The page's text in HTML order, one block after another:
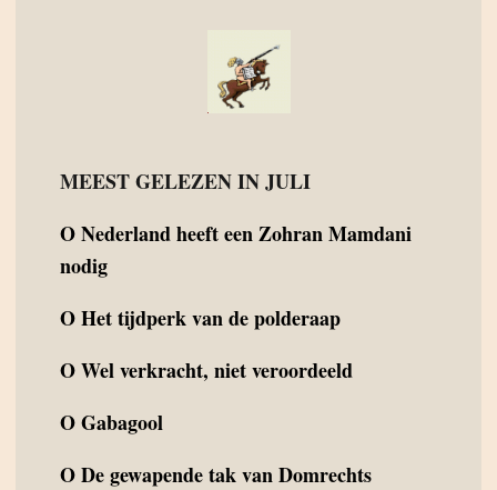
MEEST GELEZEN IN JULI
ONederland heeft een Zohran Mamdani
nodig
OHet tijdperk van de polderaap
OWel verkracht, niet veroordeeld
OGabagool
ODe gewapende tak van Domrechts